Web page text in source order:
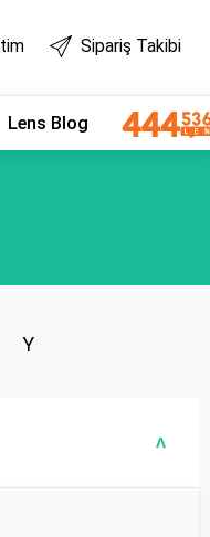
Sipariş Takibi
Lens Blog
Y
>